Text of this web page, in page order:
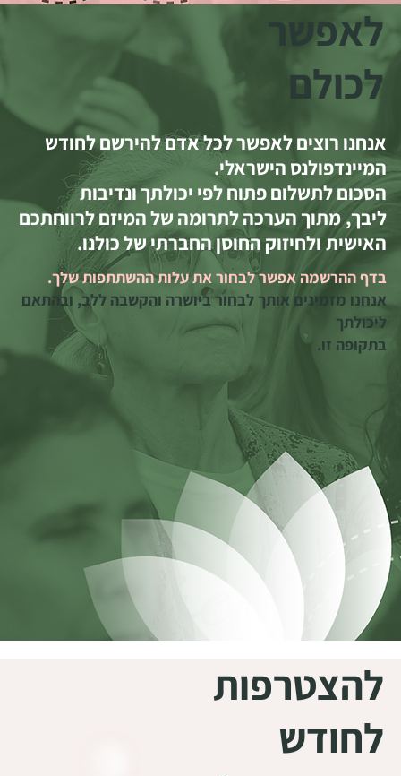
להצטרפות
לחודש
לאפשר
לכולם
אנחנו רוצים לאפשר לכל אדם להירשם לחודש
המיינדפולנס הישראלי.
הסכום לתשלום פתוח לפי יכולתך ונדיבות
ליבך, מתוך הערכה לתרומה של המיזם לרווחתכם
האישית ולחיזוק החוסן החברתי של כולנו.
בדף ההרשמה אפשר לבחור את עלות ההשתתפות שלך.
אנחנו מזמינים אותך לבחור ביושרה והקשבה ללב, ובהתאם
ליכולתך
בתקופה זו.